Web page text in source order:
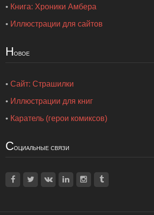
• Книга: Хроники Амбера
• Иллюстрации для сайтов
Новое
•Сайт: Страшилки
• Иллюстрации для книг
• Каратель (герои комиксов)
Социальные связи